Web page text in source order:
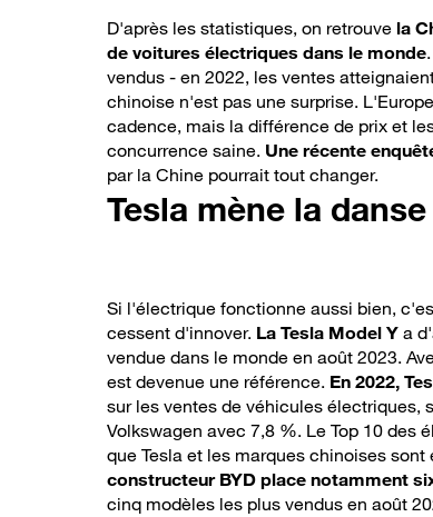
D'après les statistiques, on retrouve la
de voitures électriques dans le monde
vendus - en 2022, les ventes
chinoise n'est pas une surprise.
cadence, mais la différence de prix et
concurrence saine. Une récente
par la Chine pourrait tout changer.
Tesla mène la danse
Si l'électrique fonctionne aussi bien,
cessent d'innover. La Tesla Model Y a
vendue dans le monde en août 2023.
est devenue une référence. En 2022,
sur les ventes de véhicules électriques,
Volkswagen avec 7,8 %. Le Top 10 des
que Tesla et les marques chinoises
constructeur BYD place notamment
cinq modèles les plus vendus en août